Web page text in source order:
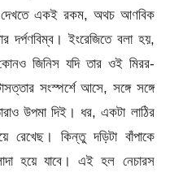
দেখতে একই রকম, অথচ আণবিক
ইংরেজিতে বলা হয়,
জিনিস যদি তার ওই মিরর-
সংস্পর্শে আসে, সঙ্গে সঙ্গে
উপমা দিই। ধর, একটা লাঠির
রেখেছ। কিন্তু দড়িটা বাঁপাকে
হয়ে যাবে। এই হল নেচারস